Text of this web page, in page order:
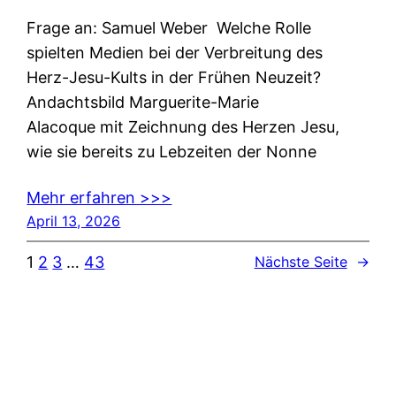
Frage an: Samuel Weber Welche Rolle
spielten Medien bei der Verbreitung des
Herz-Jesu-Kults in der Frühen Neuzeit?
Andachtsbild Marguerite-Marie
Alacoque mit Zeichnung des Herzen Jesu,
wie sie bereits zu Lebzeiten der Nonne
Mehr erfahren >>>
April 13, 2026
1 2 3 … 43 Nächste Seite →